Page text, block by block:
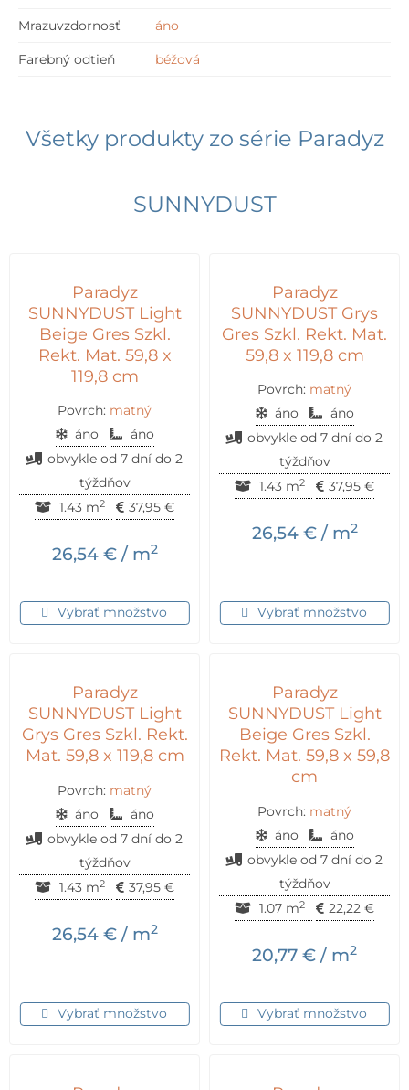
Mrazuvzdornosť áno
Farebný odtieň béžová
Všetky produkty zo série Paradyz
SUNNYDUST
Paradyz
SUNNYDUST Light
Beige Gres Szkl.
Rekt. Mat. 59,8 x
119,8 cm
Povrch: matný
áno
áno
obvykle od 7 dní do 2
týždňov
1.43 m2 37,95 €
26,54 €/ m2
Vybrať množstvo
Paradyz
SUNNYDUST Grys
Gres Szkl. Rekt. Mat.
59,8 x 119,8 cm
Povrch: matný
áno
áno
obvykle od 7 dní do 2
týždňov
1.43 m2 37,95 €
26,54 €/ m2
Vybrať množstvo
Paradyz
SUNNYDUST Light
Grys Gres Szkl. Rekt.
Mat. 59,8 x 119,8 cm
Povrch: matný
áno
áno
obvykle od 7 dní do 2
týždňov
1.43 m2 37,95 €
26,54 €/ m2
Vybrať množstvo
Paradyz
SUNNYDUST Light
Beige Gres Szkl.
Rekt. Mat. 59,8 x 59,8
cm
Povrch: matný
áno
áno
obvykle od 7 dní do 2
týždňov
1.07 m2 22,22 €
20,77 € / m2
Vybrať množstvo